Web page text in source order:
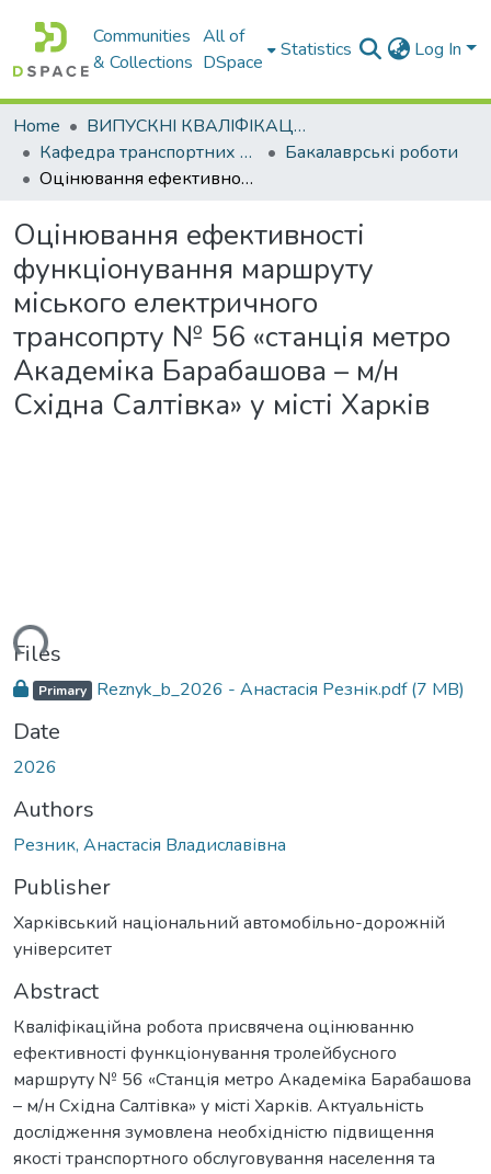
Communities
& Collections
All of
DSpace
Statistics Log In
Home
ВИПУСКНІ КВАЛІФІКАЦІЙНІ РОБОТИ
Кафедра транспортних систем і логістики
Бакалаврські роботи
Оцінювання ефективності функціонування маршруту міського електричного трансопрту № 56 «станція метро Академіка Барабашова – м/н Східна Салтівка» у місті Харків
Оцінювання ефективності
функціонування маршруту
міського електричного
трансопрту № 56 «станція метро
Академіка Барабашова – м/н
Східна Салтівка» у місті Харків
Files
Primary Reznyk_b_2026 - Анастасія Резнік.pdf(7 MB)
Date
2026
Authors
Резник, Анастасія Владиславівна
Publisher
Харківський національний автомобільно-дорожній
університет
Abstract
Кваліфікаційна робота присвячена оцінюванню
ефективності функціонування тролейбусного
маршруту № 56 «Станція метро Академіка Барабашова
– м/н Східна Салтівка» у місті Харків. Актуальність
дослідження зумовлена необхідністю підвищення
якості транспортного обслуговування населення та